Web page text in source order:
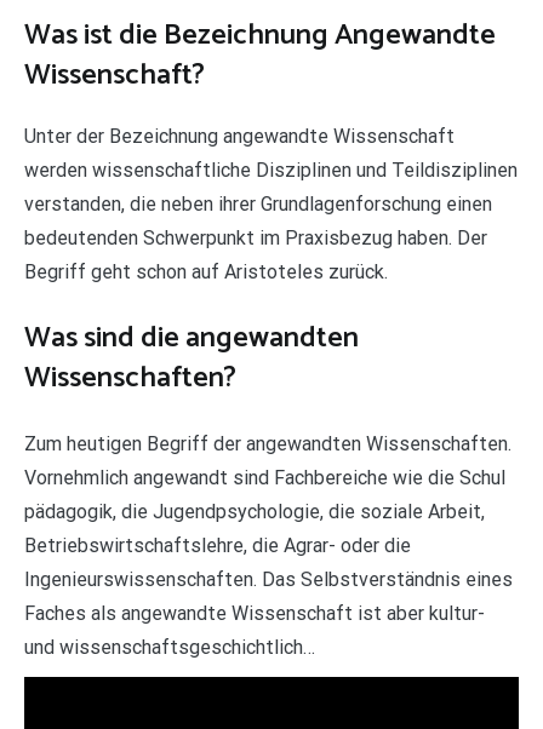
Was ist die Bezeichnung Angewandte
Wissenschaft?
Unter der Bezeichnung angewandte Wissenschaft
werden wissenschaftliche Disziplinen und Teildisziplinen
verstanden, die neben ihrer Grundlagenforschung einen
bedeutenden Schwerpunkt im Praxisbezug haben. Der
Begriff geht schon auf Aristoteles zurück.
Was sind die angewandten
Wissenschaften?
Zum heutigen Begriff der angewandten Wissenschaften.
Vornehmlich angewandt sind Fachbereiche wie die Schul
pädagogik, die Jugendpsychologie, die soziale Arbeit,
Betriebswirtschaftslehre, die Agrar- oder die
Ingenieurswissenschaften. Das Selbstverständnis eines
Faches als angewandte Wissenschaft ist aber kultur-
und wissenschaftsgeschichtlich…